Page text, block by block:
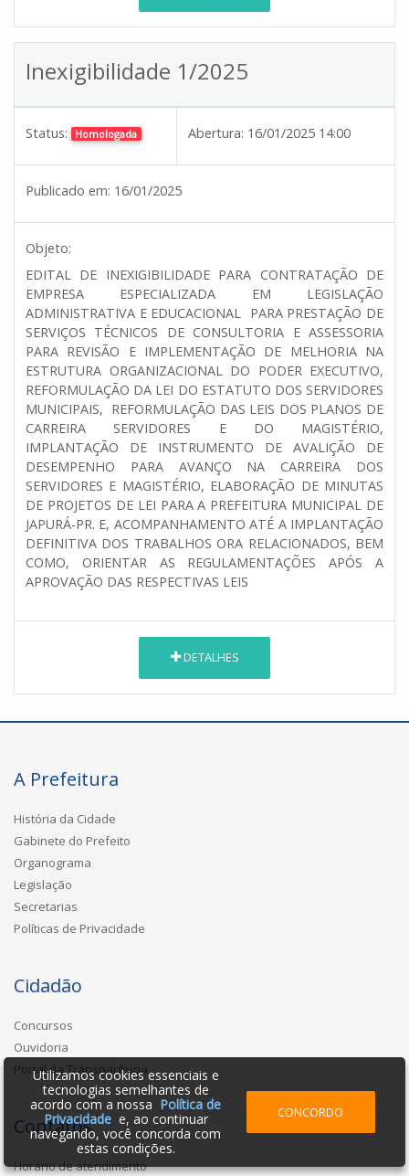
Inexigibilidade 1/2025
Status: Homologada Abertura: 16/01/2025 14:00
Publicado em: 16/01/2025
Objeto:
EDITAL DE INEXIGIBILIDADE PARA CONTRATAÇÃO DE
EMPRESA ESPECIALIZADA EM LEGISLAÇÃO
ADMINISTRATIVA E EDUCACIONAL PARA PRESTAÇÃO DE
SERVIÇOS TÉCNICOS DE CONSULTORIA E ASSESSORIA
PARA REVISÃO E IMPLEMENTAÇÃO DE MELHORIA NA
ESTRUTURA ORGANIZACIONAL DO PODER EXECUTIVO,
REFORMULAÇÃO DA LEI DO ESTATUTO DOS SERVIDORES
MUNICIPAIS, REFORMULAÇÃO DAS LEIS DOS PLANOS DE
CARREIRA SERVIDORES E DO MAGISTÉRIO,
IMPLANTAÇÃO DE INSTRUMENTO DE AVALIÇÃO DE
DESEMPENHO PARA AVANÇO NA CARREIRA DOS
SERVIDORES E MAGISTÉRIO, ELABORAÇÃO DE MINUTAS
DE PROJETOS DE LEI PARA A PREFEITURA MUNICIPAL DE
JAPURÁ-PR. E, ACOMPANHAMENTO ATÉ A IMPLANTAÇÃO
DEFINITIVA DOS TRABALHOS ORA RELACIONADOS, BEM
COMO, ORIENTAR AS REGULAMENTAÇÕES APÓS A
APROVAÇÃO DAS RESPECTIVAS LEIS
DETALHES
A Prefeitura
História da Cidade
Gabinete do Prefeito
Organograma
Legislação
Secretarias
Políticas de Privacidade
Cidadão
Concursos
Ouvidoria
Portal da Transparência
Contatos
Horário de atendimento
Utilizamos cookies essenciais e
tecnologias semelhantes de
acordo com a nossa Política de
Privacidadee, ao continuar
navegando, você concorda com
estas condições.
CONCORDO